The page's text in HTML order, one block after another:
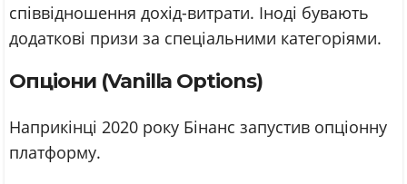
співвідношення дохід-витрати. Іноді бувають
додаткові призи за спеціальними категоріями.
Опціони (Vanilla Options)
Наприкінці 2020 року Бінанс запустив опціонну
платформу.